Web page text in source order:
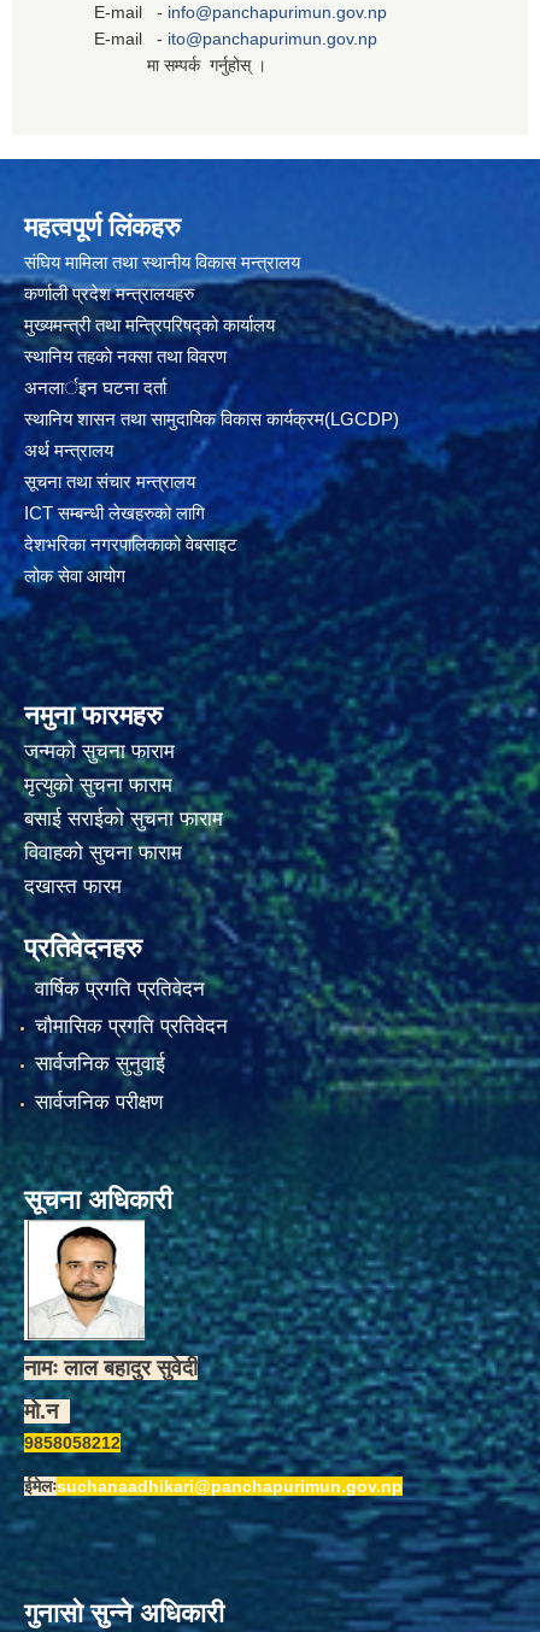
E-mail - info@panchapurimun.gov.np
E-mail - ito@panchapurimun.gov.np
मा सम्पर्क गर्नुहोस् ।
महत्वपूर्ण लिंकहरु
संघिय मामिला तथा स्थानीय विकास मन्त्रालय
कर्णाली प्रदेश मन्त्रालयहरु
मुख्यमन्त्री तथा मन्त्रिपरिषद्को कार्यालय
स्थानिय तहकाे नक्सा तथा विवरण
अनलार्इन घटना दर्ता
स्थानिय शासन तथा सामुदायिक विकास कार्यक्रम(LGCDP)
अर्थ मन्त्रालय
सूचना तथा संचार मन्त्रालय
ICT सम्बन्धी लेखहरुको लागि
देशभरिका नगरपालिकाको वेबसाइट
लोक सेवा आयोग
नमुना फारमहरु
जन्मको सुचना फाराम
मृत्युको सुचना फाराम
बसाई सराईको सुचना फाराम
विवाहको सुचना फाराम
दखास्त फारम
प्रतिवेदनहरु
वार्षिक प्रगति प्रतिवेदन
चौमासिक प्रगति प्रतिवेदन
सार्वजनिक सुनुवाई
सार्वजनिक परीक्षण
सूचना अधिकारी
नामः लाल बहादुर सुवेदी
मो.न
9858058212
ईमेलःsuchanaadhikari@panchapurimun.gov.np
गुनासो सुन्ने अधिकारी